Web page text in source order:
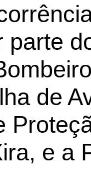
parte
de
e a